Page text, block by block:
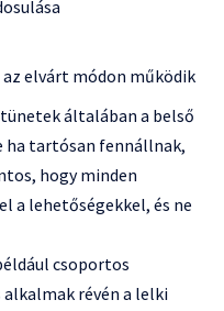
elvárt módon működik
általában a belső
ha tartósan fennállnak,
hogy minden
a lehetőségekkel, és ne
csoportos
révén a lelki